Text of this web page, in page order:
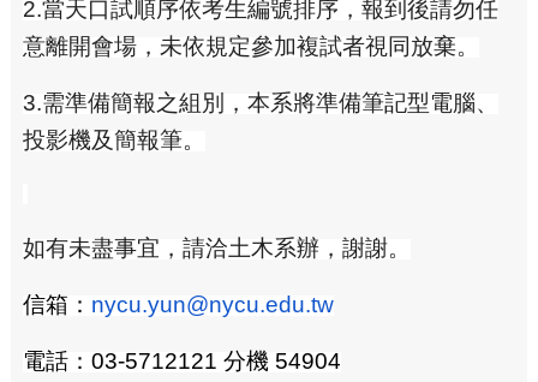
2.當天口試順序依考生編號排序，報到後請勿任
意離開會場，未依規定參加複試者視同放棄。
3.需準備簡報之組別，本系將準備筆記型電腦、
投影機及簡報筆。
如有未盡事宜，請洽土木系辦，謝謝。
信箱： nycu.yun@nycu.edu.tw
電話：03-5712121 分機 54904